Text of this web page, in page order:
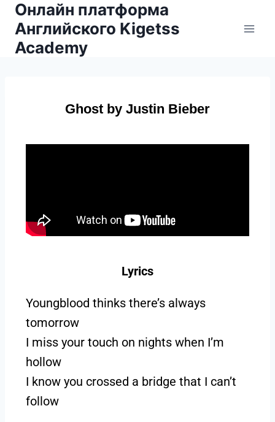
Онлайн платформа
Английского Kigetss
Academy
Ghost by Justin Bieber
Lyrics
Youngblood thinks there’s always
tomorrow
I miss your touch on nights when I’m
hollow
I know you crossed a bridge that I can’t
follow